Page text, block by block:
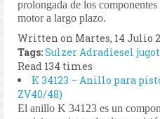
prolongada de los
motor a largo plazo.
Written on Martes, 14 Julio
Tags:SulzerAdradiesel
Read 134 times
K 34123 – Anillo para
ZV40/48)
El anillo K 34123 es un